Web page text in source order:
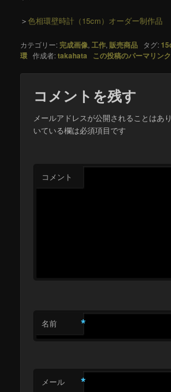
＞色相環壁時計（15cm）オーダー制作品
カテゴリー: 完成画像, 工作,販売商品 タグ:
環 作成者:takahata この投稿のパーマリンク
コメントを残す
メールアドレスが公開されることはあり
いている欄は必須項目です
コメント
名前 *
メール *